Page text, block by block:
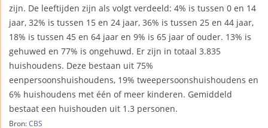
zijn. De leeftijden zijn als volgt verdeeld: 4% is tussen 0 en 14
jaar, 32% is tussen 15 en 24 jaar, 36% is tussen 25 en 44 jaar,
18% is tussen 45 en 64 jaar en 9% is 65 jaar of ouder. 13% is
gehuwed en 77% is ongehuwd. Er zijn in totaal 3.835
huishoudens. Deze bestaan uit 75%
eenpersoonshuishoudens, 19% tweepersoonshuishoudens en
6% huishoudens met één of meer kinderen. Gemiddeld
bestaat een huishouden uit 1.3 personen.
Bron: CBS